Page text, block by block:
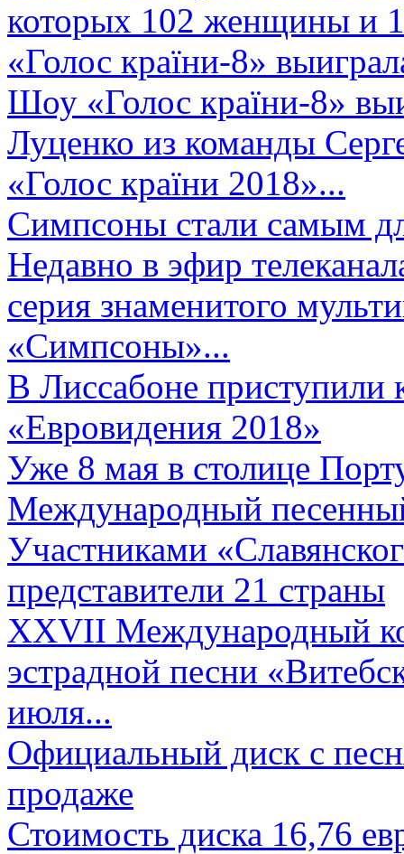
которых 102 женщины и
«Голос країни-8»
Шоу «Голос країни-8»
Луценко из команды
«Голос країни 2018»...
Симпсоны стали самым
Недавно в эфир
серия знаменитого
«Симпсоны»...
В Лиссабоне приступили
«Евровидения 2018»
Уже 8 мая в столице
Международный
Участниками
представители 21 страны
XXVII Международный
эстрадной песни
июля...
Официальный диск с
продаже
Стоимость диска 16,76